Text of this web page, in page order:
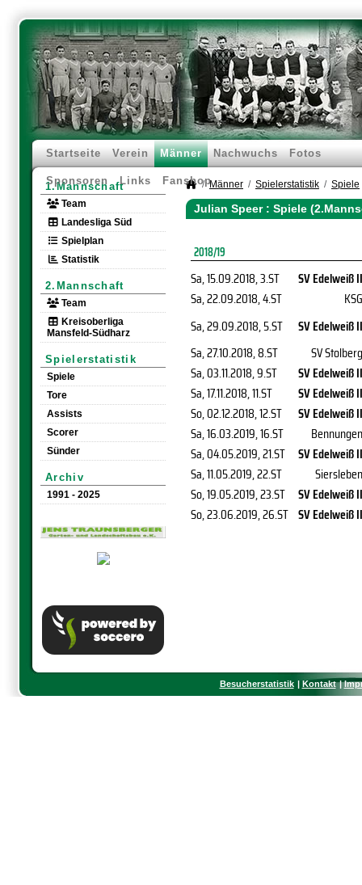
Startseite Verein Männer Nachwuchs Fotos
Sponsoren Links Fanshop
1.Mannschaft
Team
Landesliga Süd
Spielplan
Statistik
2.Mannschaft
Team
Kreisoberliga
Mansfeld-Südharz
Spielerstatistik
Spiele
Tore
Assists
Scorer
Sünder
Archiv
1991 - 2025
Männer Spielerstatistik Spiele
Julian Speer : Spiele
2018/19
Sa, 15.09.2018, 3.ST
SV Edelweiß II
Sa, 22.09.2018, 4.ST
KSG
Sa, 29.09.2018, 5.ST
SV Edelweiß II
Sa, 27.10.2018, 8.ST
SV Stolberg
Sa, 03.11.2018, 9.ST
SV Edelweiß II
Sa, 17.11.2018, 11.ST
SV Edelweiß II
So, 02.12.2018, 12.ST
SV Edelweiß II
Sa, 16.03.2019, 16.ST
Bennungen
Sa, 04.05.2019, 21.ST
SV Edelweiß II
Sa, 11.05.2019, 22.ST
Siersleben
So, 19.05.2019, 23.ST
SV Edelweiß II
So, 23.06.2019, 26.ST SV Edelweiß II
Besucherstatistik Kontakt